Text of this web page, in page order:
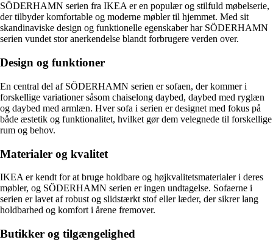
SÖDERHAMN serien fra IKEA er en populær og stilfuld møbelserie,
der tilbyder komfortable og moderne møbler til hjemmet. Med sit
skandinaviske design og funktionelle egenskaber har SÖDERHAMN
serien vundet stor anerkendelse blandt forbrugere verden over.
Design og funktioner
En central del af SÖDERHAMN serien er sofaen, der kommer i
forskellige variationer såsom chaiselong daybed, daybed med ryglæn
og daybed med armlæn. Hver sofa i serien er designet med fokus på
både æstetik og funktionalitet, hvilket gør dem velegnede til forskellige
rum og behov.
Materialer og kvalitet
IKEA er kendt for at bruge holdbare og højkvalitetsmaterialer i deres
møbler, og SÖDERHAMN serien er ingen undtagelse. Sofaerne i
serien er lavet af robust og slidstærkt stof eller læder, der sikrer lang
holdbarhed og komfort i årene fremover.
Butikker og tilgængelighed